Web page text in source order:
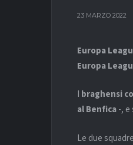
23 MARZO 2022
Europa
Europa
I braghensi
al Benfica-, e
Le due